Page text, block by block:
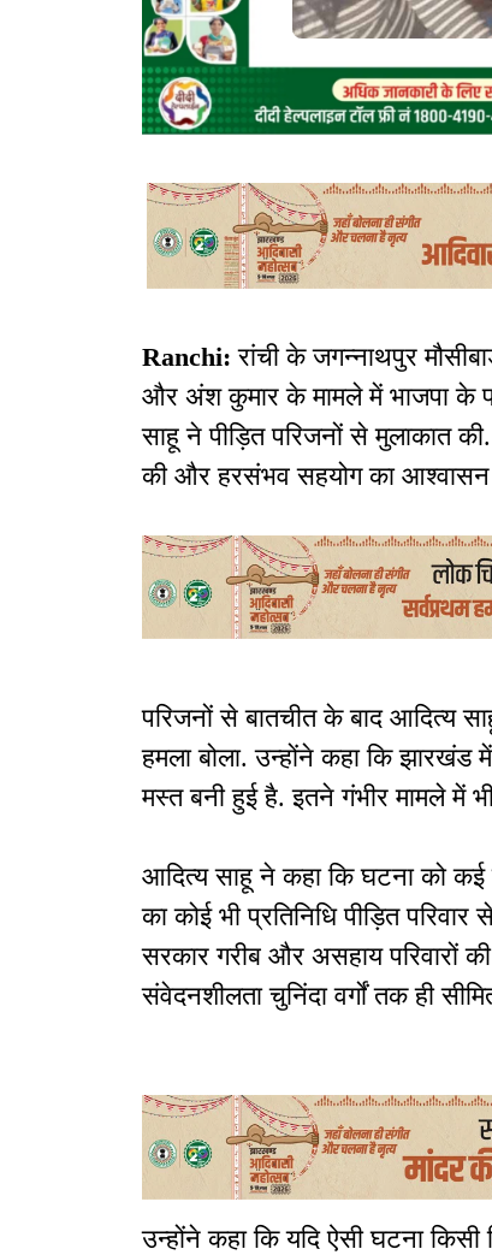
Ranchi:रांची के जगन्नाथपुर
और अंश कुमार के मामले में भाजपा के
साहू ने पीड़ित परिजनों से मुलाकात
की और हरसंभव सहयोग का आश्वासन
परिजनों से बातचीत के बाद आदित्य
हमला बोला. उन्होंने कहा कि झारखंड
मस्त बनी हुई है. इतने गंभीर मामले में
आदित्य साहू ने कहा कि घटना को
का कोई भी प्रतिनिधि पीड़ित
सरकार गरीब और असहाय परिवारों
संवेदनशीलता चुनिंदा वर्गों तक ही
उन्होंने कहा कि यदि ऐसी घटना